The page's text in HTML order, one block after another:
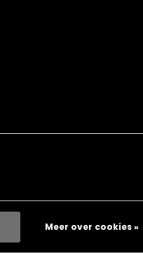
Meer over cookies »